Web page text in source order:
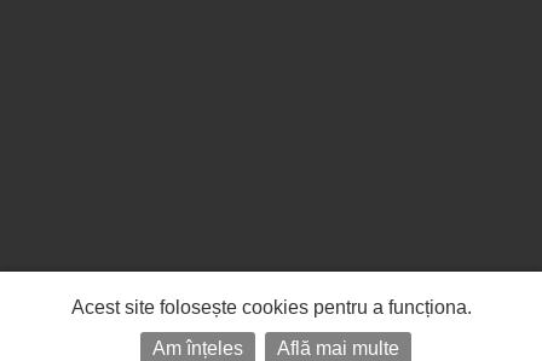
Acest site folosește cookies pentru a funcționa.
Am înțeles
Află mai multe